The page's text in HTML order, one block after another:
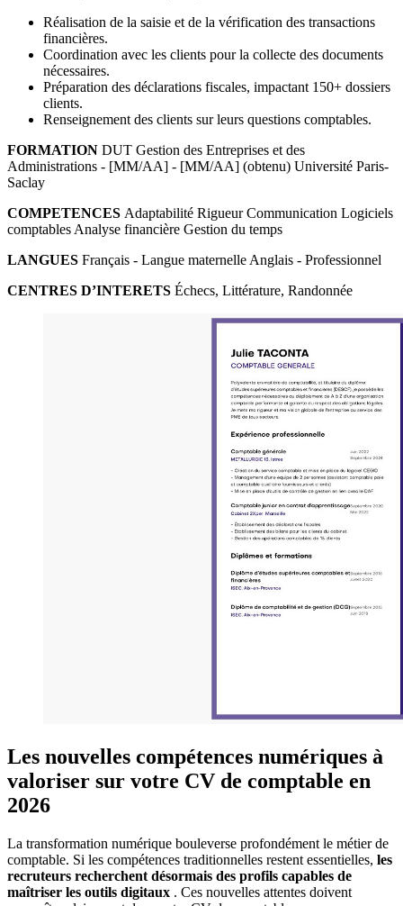
Réalisation de la saisie et de la vérification des transactions
financières.
Coordination avec les clients pour la collecte des documents
nécessaires.
Préparation des déclarations fiscales, impactant 150+ dossiers
clients.
Renseignement des clients sur leurs questions comptables.
FORMATION DUT Gestion des Entreprises et des
Administrations - [MM/AA] - [MM/AA] (obtenu) Université Paris-
Saclay
COMPETENCES Adaptabilité Rigueur Communication Logiciels
comptables Analyse financière Gestion du temps
LANGUES Français - Langue maternelle Anglais - Professionnel
CENTRES D’INTERETS Échecs, Littérature, Randonnée
Les nouvelles compétences numériques à
valoriser sur votre CV de comptable en
2026
La transformation numérique bouleverse profondément le métier de
comptable. Si les compétences traditionnelles restent essentielles, les
recruteurs recherchent désormais des profils capables de
maîtriser les outils digitaux . Ces nouvelles attentes doivent